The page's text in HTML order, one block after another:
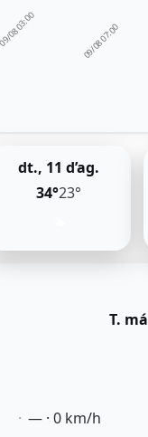
09/08 03:00 09/08 07:00
dt., 11 d’ag.
34°23°
T.
— · 0 km/h